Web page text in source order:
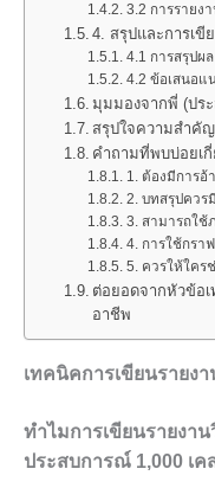
3.2 การรายง
4. สรุปและการเขี
4.1 การสรุปผล
4.2 ข้อเสนอแ
มุมมองจากพี่ (ปร
สรุปใจความสำคัญ
คำถามที่พบบ่อยเกี่
1. ต้องมีการอ้
2. บทสรุปควร
3. สามารถใช้
4. การใช้กร
5. ควรให้ใคร
ต่อยอดจากหัวข้อ
อาชีพ
เทคนิคการเขียนรายง
ทำไมการเขียนรายงา
ประสบการณ์ 1,000 เค